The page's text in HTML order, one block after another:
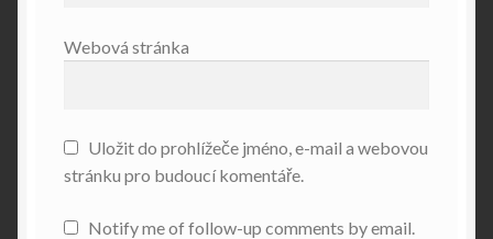
Webová stránka
Uložit do prohlížeče jméno, e-mail a webovou
stránku pro budoucí komentáře.
Notify me of follow-up comments by email.